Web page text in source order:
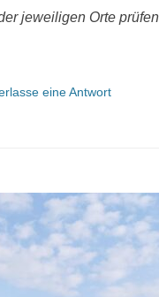
jeweiligen Orte
eine Antwort